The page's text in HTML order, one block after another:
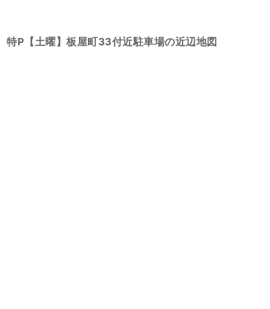
特P【土曜】板屋町33付近駐車場の近辺地図